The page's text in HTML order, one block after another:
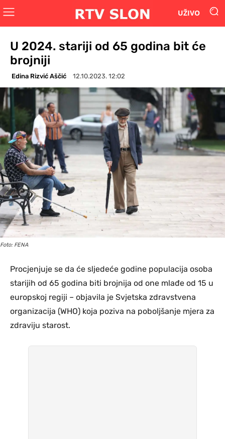
UŽIVO
U 2024. stariji od 65 godina bit će
brojniji
Edina Rizvić Aščić 12.10.2023. 12:02
Foto: FENA
Procjenjuje se da će sljedeće godine populacija osoba
starijih od 65 godina biti brojnija od one mlađe od 15 u
europskoj regiji – objavila je Svjetska zdravstvena
organizacija (WHO) koja poziva na poboljšanje mjera za
zdraviju starost.